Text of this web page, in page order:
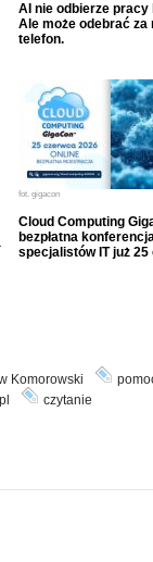
AI nie odbierze pracy
Ale może odebrać za
telefon.
fot. gigacon
Cloud Computing
bezpłatna
specjalistów IT już 25
Komorowski
czytanie